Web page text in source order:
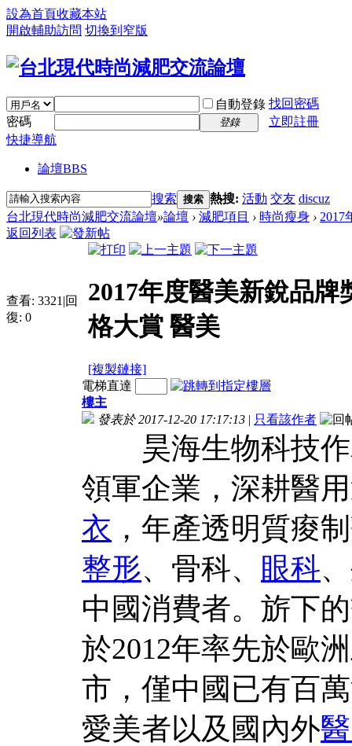
設為首頁收藏本站
開啟輔助訪問 切換到窄版
自動登錄 找回密碼
密碼
登錄
立即註冊
快捷導航
論壇BBS
搜索 搜索 熱搜: 活動 交友 discuz
台北現代時尚減肥交流論壇»論壇 › 減肥項目 › 時尚瘦身 › 2017
返回列表
查看: 3321 |回
復: 0
2017年度醫美新銳品
格大賞 醫美
[複製鏈接]
電梯直達
樓主
發表於 2017-12-20 17:17:13 | 只看該作者
昊海生物科技作
領軍企業，深耕醫
衣 ，年產透明質痠
整形、骨科、 眼科
中國消費者。旂下
於2012年率先於歐
市，僅中國已有百
愛美者以及國內外